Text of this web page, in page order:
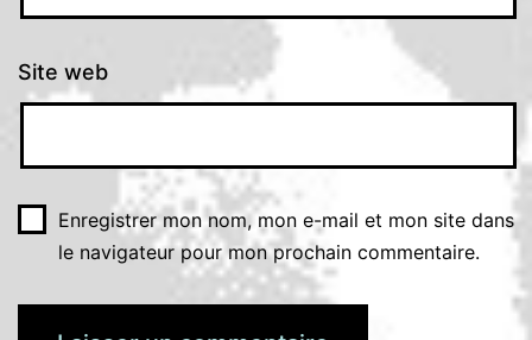
Site web
Enregistrer mon nom, mon e-mail et mon site dans
le navigateur pour mon prochain commentaire.